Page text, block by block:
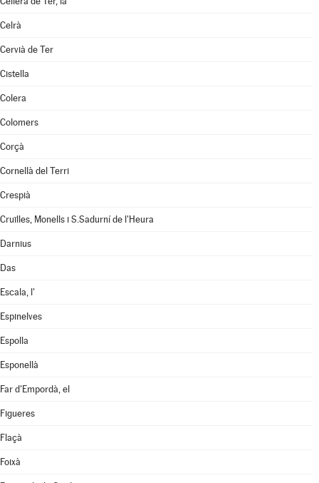
Celrà
Cervià de Ter
Cistella
Colera
Colomers
Corçà
Cornellà del Terri
Crespià
Cruïlles, Monells i S.Sadurní de l'Heura
Darnius
Das
Escala, l'
Espinelves
Espolla
Esponellà
Far d'Empordà, el
Figueres
Flaçà
Foixà